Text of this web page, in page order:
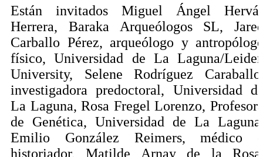
Están invitados Miguel Ángel
Herrera, Baraka Arqueólogos SL,
Carballo Pérez, arqueólogo y
físico, Universidad de La Laguna/
University, Selene Rodríguez
investigadora predoctoral, Universidad
La Laguna, Rosa Fregel Lorenzo,
de Genética, Universidad de La
Emilio González Reimers, médico
historiador, Matilde Arnay de la